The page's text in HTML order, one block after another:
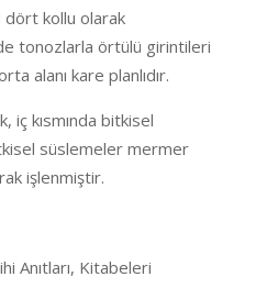
dört kollu olarak
tonozlarla örtülü girintileri
alanı kare planlıdır.
iç kısmında bitkisel
süslemeler mermer
işlenmiştir.
Anıtları, Kitabeleri